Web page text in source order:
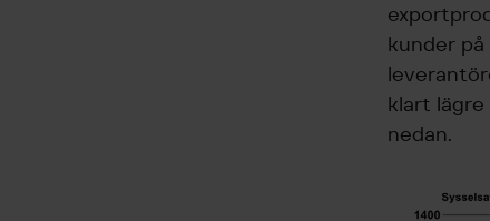
kunder
klart lägre
nedan.